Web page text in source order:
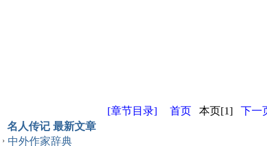
[章节目录] 首页 本页[1]
下一
名人传记 最新文章
中外作家辞典